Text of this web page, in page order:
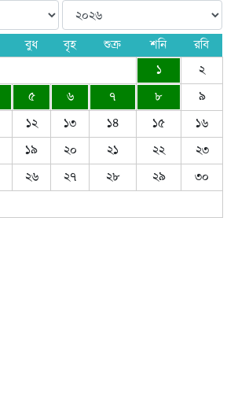
বুধ বৃহ শুক্র শনি
রবি
১
২
৫ ৬ ৭ ৮
৯
১২ ১৩ ১৪ ১৫
১৬
১৯ ২০ ২১ ২২
২৩
২৬ ২৭ ২৮ ২৯
৩০